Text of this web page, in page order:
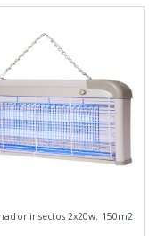
insectos 2x20w. 150m2